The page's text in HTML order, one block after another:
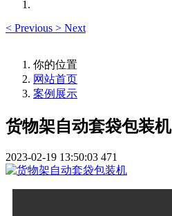
< Previous > Next
你的位置
网站首页
案例展示
货物架自动套袋包装机
2023-02-19 13:50:03 471